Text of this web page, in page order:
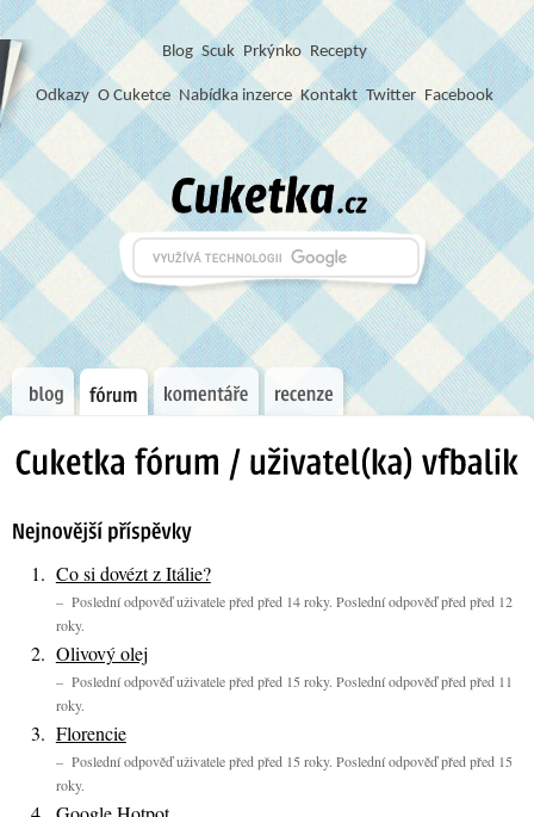
Blog Scuk Prkýnko Recepty
Odkazy O Cuketce Nabídka inzerce Kontakt Twitter Facebook
Co si dovézt z Itálie?
– Poslední odpověď uživatele před před 14 roky. Poslední odpověď před před 12
roky.
Olivový olej
– Poslední odpověď uživatele před před 15 roky. Poslední odpověď před před 11
roky.
Florencie
– Poslední odpověď uživatele před před 15 roky. Poslední odpověď před před 15
roky.